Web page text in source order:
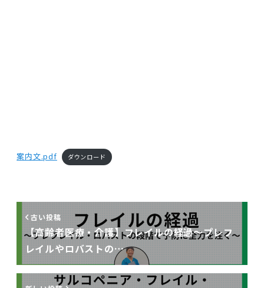
案内文.pdf ダウンロード
古い投稿
【高齢者医療・介護】フレイルの経過〜プレフ
レイルやロバストの…